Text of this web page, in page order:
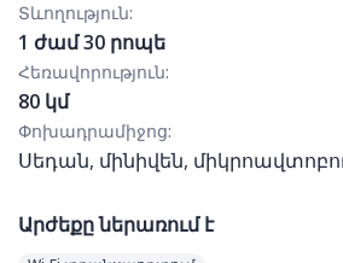
Տևողություն:
1 ժամ 30 րոպե
Հեռավորություն:
80 կմ
Փոխադրամիջոց:
Սեդան, մինիվեն,
Արժեքը ներառում է